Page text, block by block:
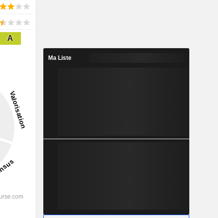
A
Ma Liste